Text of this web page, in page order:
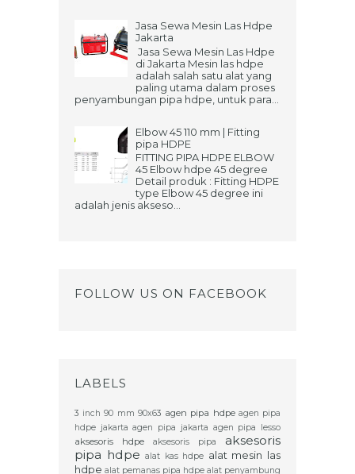
Jasa Sewa Mesin Las Hdpe
Jakarta
Jasa Sewa Mesin Las Hdpe
di Jakarta Mesin las hdpe
adalah salah satu alat yang
paling utama dalam proses
penyambungan pipa hdpe, untuk para...
Elbow 45 110 mm | Fitting
pipa HDPE
FITTING PIPA HDPE ELBOW
45 Elbow hdpe 45 degree
Detail produk : Fitting HDPE
type Elbow 45 degree ini
adalah jenis akseso...
FOLLOW US ON FACEBOOK
LABELS
3 inch 90 mm 90x63 agen pipa hdpe agen pipa
hdpe jakarta agen pipa jakarta agen pipa lesso
aksesoris hdpe aksesoris pipa
aksesoris
pipa hdpe alat kas hdpe alat mesin las
hdpe alat pemanas pipa hdpe alat penyambung